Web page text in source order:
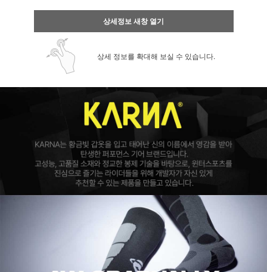
페이코 ID로 페
PAYCO 바로
상세정보 새창 열기
상세 정보를 확대해 보실 수 있습니다.